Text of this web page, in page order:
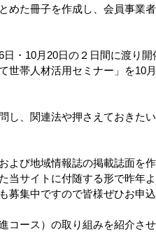
めた冊子を作成し、会員事業
・10月20日の２日間に渡り開
世帯人材活用セミナー」を10
し、関連法や押さえておきた
び地域情報誌の掲載誌面を作
当サイトに付随する形で昨年
募集中ですので皆様ぜひお申
コース）の取り組みを紹介さ